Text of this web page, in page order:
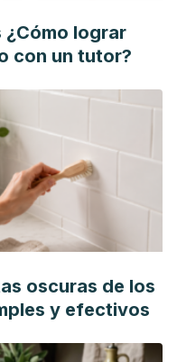
en comparación
en la inhibición de
de enjuagues bucales
para el
Jon, L. Y. (2018).
de libre venta que
International journal of
clínicas en el
el uso de clorhexidina.
& Morales, A. A. (2017).
lograr
con un tutor?
oscuras de los
y efectivos